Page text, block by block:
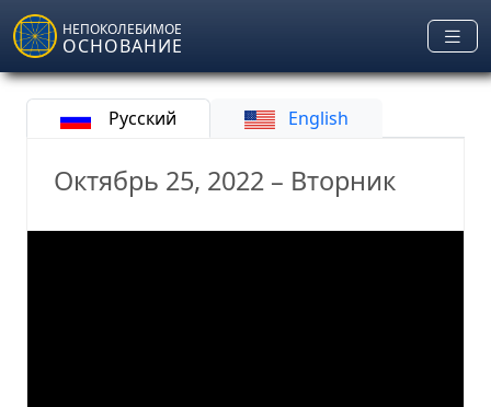
Skip to main content
НЕПОКОЛЕБИМОЕ
ОСНОВАНИЕ
Русский English
Октябрь 25, 2022 – Вторник